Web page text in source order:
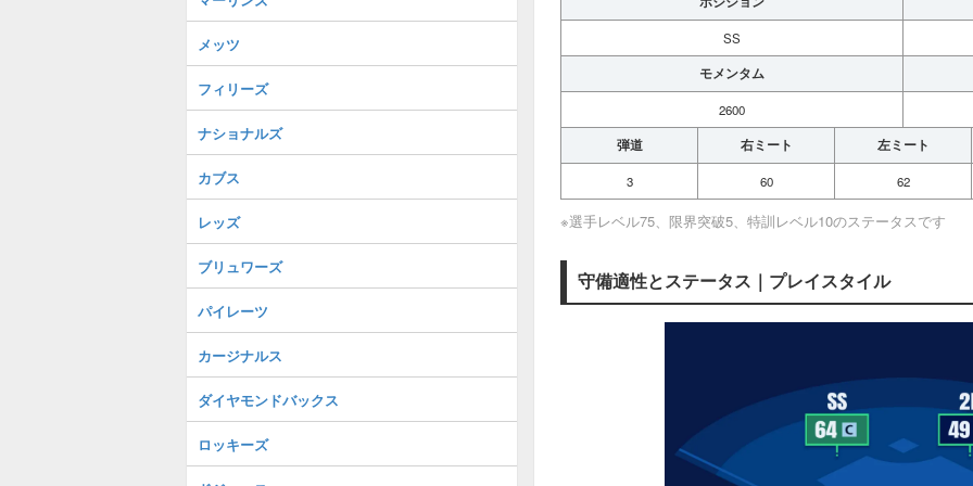
SS
モメンタム
2600
弾道 右ミート 左ミート
3 60 62
※選手レベル75、限界突破5、特訓レベル10のステータスです
守備適性とステータス｜プレイスタイル
メッツ
フィリーズ
ナショナルズ
カブス
レッズ
ブリュワーズ
パイレーツ
カージナルス
ダイヤモンドバックス
ロッキーズ